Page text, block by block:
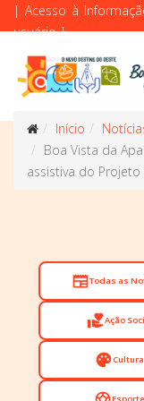
| Acesso à
usuário|
Início
Boa Vista da
assistiva do Projeto
newspaperTodas as
volunteer_activismAção
paletteCultura